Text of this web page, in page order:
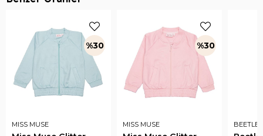
MISS MUSE
%30
MISS MUSE
%30
BEETLE